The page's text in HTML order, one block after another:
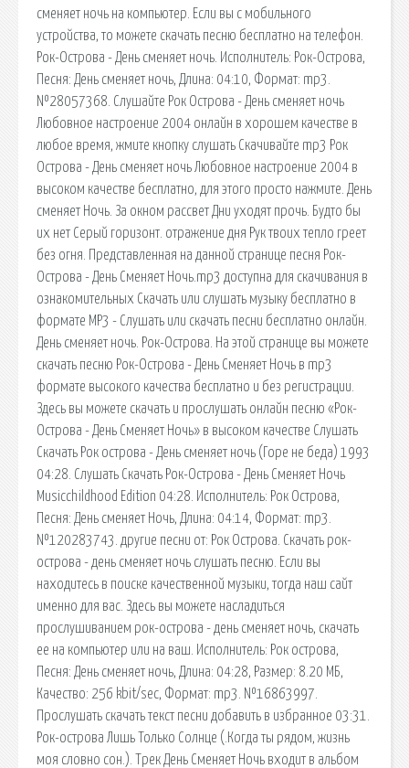
сменяет ночь на компьютер. Если вы с мобильного
устройства, то можете скачать песню бесплатно на телефон.
Рок-Острова - День сменяет ночь. Исполнитель: Рок-Острова,
Песня: День сменяет ночь, Длина: 04:10, Формат: mp3.
№28057368. Слушайте Рок Острова - День сменяет ночь
Любовное настроение 2004 онлайн в хорошем качестве в
любое время, жмите кнопку слушать Скачивайте mp3 Рок
Острова - День сменяет ночь Любовное настроение 2004 в
высоком качестве бесплатно, для этого просто нажмите. День
сменяет Ночь. За окном рассвет Дни уходят прочь. Будто бы
их нет Серый горизонт. отражение дня Рук твоих тепло греет
без огня. Представленная на данной странице песня Рок-
Острова - День Сменяет Ночь.mp3 доступна для скачивания в
ознакомительных Скачать или слушать музыку бесплатно в
формате MP3 - Слушать или скачать песни бесплатно онлайн.
День сменяет ночь. Рок-Острова. На этой странице вы можете
скачать песню Рок-Острова - День Сменяет Ночь в mp3
формате высокого качества бесплатно и без регистрации.
Здесь вы можете скачать и прослушать онлайн песню «Рок-
Острова - День Сменяет Ночь» в высоком качестве Слушать
Скачать Рок острова - День сменяет ночь (Горе не беда) 1993
04:28. Слушать Скачать Рок-Острова - День Сменяет Ночь
Musicchildhood Edition 04:28. Исполнитель: Рок Острова,
Песня: День сменяет Ночь, Длина: 04:14, Формат: mp3.
№120283743. другие песни от: Рок Острова. Скачать рок-
острова - день сменяет ночь слушать песню. Если вы
находитесь в поиске качественной музыки, тогда наш сайт
именно для вас. Здесь вы можете насладиться
прослушиванием рок-острова - день сменяет ночь, скачать
ее на компьютер или на ваш. Исполнитель: Рок острова,
Песня: День сменяет ночь, Длина: 04:28, Размер: 8.20 МБ,
Качество: 256 kbit/sec, Формат: mp3. №16863997.
Прослушать скачать текст песни добавить в избранное 03:31.
Рок-острова Лишь Только Солнце (.Когда ты рядом, жизнь
моя словно сон.). Трек День Сменяет Ночь входит в альбом